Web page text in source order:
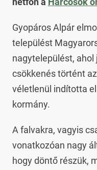
Gyopáros Alpár
települést
nagytelepülést,
csökkenés történt
véletlenül indította
kormány.
A falvakra, vagyis
vonatkozóan nagy
hogy döntő részük,